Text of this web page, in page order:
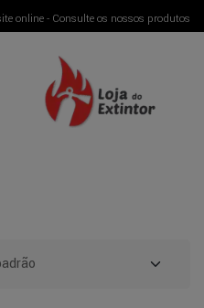
online - Consulte os nossos produtos